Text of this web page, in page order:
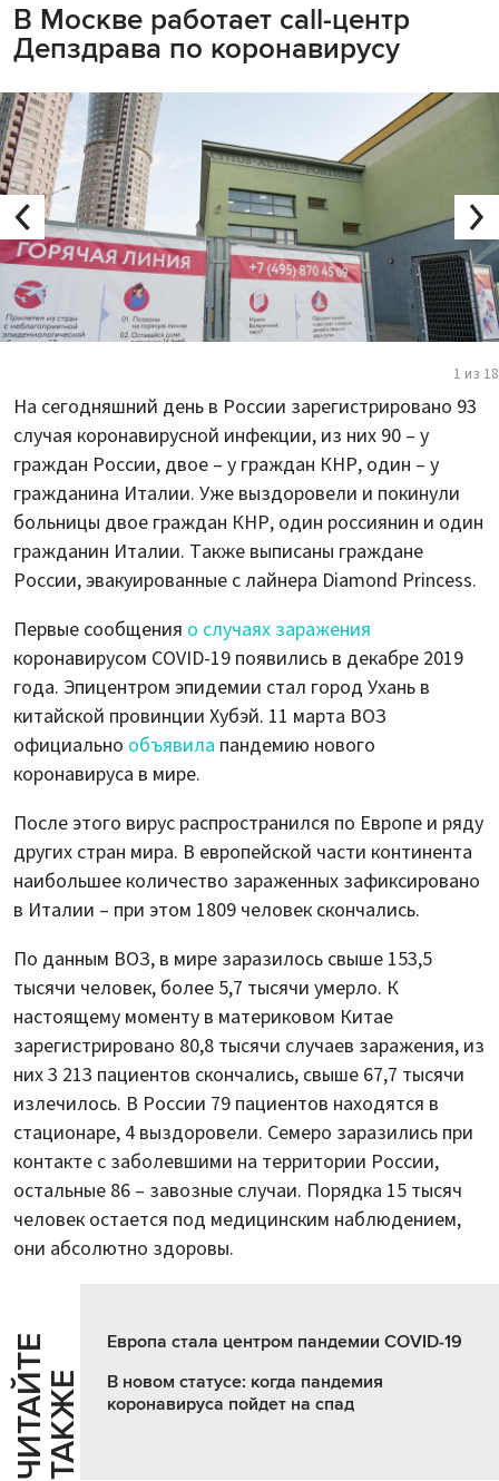
В Москве работает call-центр
Депздрава по коронавирусу
1 из 18
На сегодняшний день в России зарегистрировано 93
случая коронавирусной инфекции, из них 90 – у
граждан России, двое – у граждан КНР, один – у
гражданина Италии. Уже выздоровели и покинули
больницы двое граждан КНР, один россиянин и один
гражданин Италии. Также выписаны граждане
России, эвакуированные с лайнера Diamond Princess.
Первые сообщения о случаях заражения
коронавирусом COVID-19 появились в декабре 2019
года. Эпицентром эпидемии стал город Ухань в
китайской провинции Хубэй. 11 марта ВОЗ
официально объявила пандемию нового
коронавируса в мире.
После этого вирус распространился по Европе и ряду
других стран мира. В европейской части континента
наибольшее количество зараженных зафиксировано
в Италии – при этом 1809 человек скончались.
По данным ВОЗ, в мире заразилось свыше 153,5
тысячи человек, более 5,7 тысячи умерло. К
настоящему моменту в материковом Китае
зарегистрировано 80,8 тысячи случаев заражения, из
них 3 213 пациентов скончались, свыше 67,7 тысячи
излечилось. В России 79 пациентов находятся в
стационаре, 4 выздоровели. Семеро заразились при
контакте с заболевшими на территории России,
остальные 86 – завозные случаи. Порядка 15 тысяч
человек остается под медицинским наблюдением,
они абсолютно здоровы.
Ч
И
Т
АЙ
Т
Е
Т
А
К
ЖЕ
Европа стала центром пандемии COVID-19
В новом статусе: когда пандемия
коронавируса пойдет на спад